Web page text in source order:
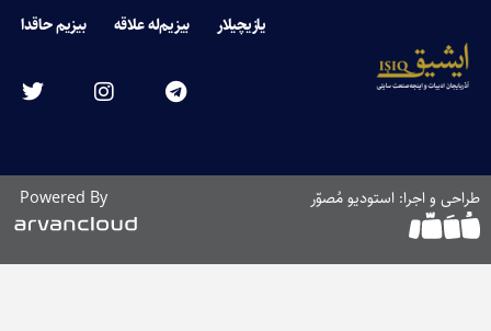
یازیچیلار بیزیم‌له علاقه بیزیم حاقدا
طراحی و اجرا: استودیو مُصوّر Powered By